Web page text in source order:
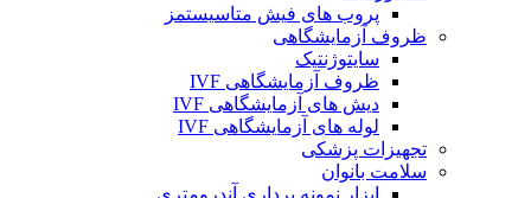
پروب های فیش متاسیستمز
ظروف آزمایشگاهی
سایتوژنتیک
ظروف آزمایشگاهی IVF
دیش های آزمایشگاهی IVF
لوله های آزمایشگاهی IVF
تجهیزات پزشکی
سلامت بانوان